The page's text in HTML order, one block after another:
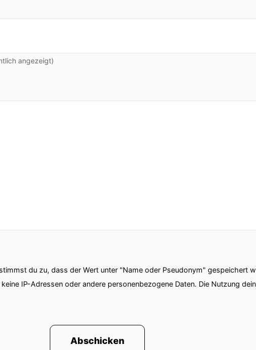
angezeigt)
du zu, dass der Wert unter "Name oder Pseudonym" gespeichert
IP-Adressen oder andere personenbezogene Daten. Die Nutzung
Abschicken